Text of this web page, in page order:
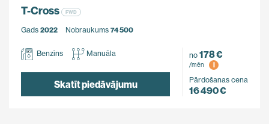
T-Cross
FWD
Gads 2022 Nobraukums 74 500
Benzīns Manuāla
Skatīt piedāvājumu
no 178 €
/mēn
i
Pārdošanas cena
16 490 €